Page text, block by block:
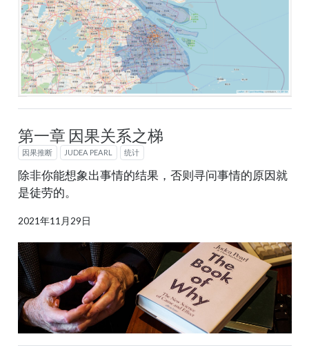
第一章 因果关系之梯
因果推断 JUDEA PEARL 统计
除非你能想象出事情的结果，否则寻问事情的原因就
是徒劳的。
2021年11月29日